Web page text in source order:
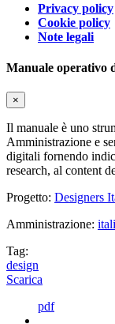
Privacy policy
Cookie policy
Note legali
Manuale operativo
×
Il manuale è uno
Amministrazione e
digitali fornendo
research, al content
Progetto: Designers
Amministrazione:
Tag:
design
Scarica
pdf